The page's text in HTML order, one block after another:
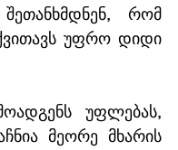
რომ
უფრო დიდი
უფლებას,
მეორე მხარის